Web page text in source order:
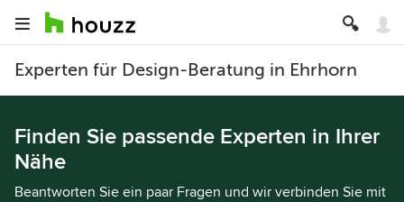
Experten für Design-Beratung in Ehrhorn
Finden Sie passende Experten in Ihrer
Nähe
Beantworten Sie ein paar Fragen und wir verbinden Sie mit